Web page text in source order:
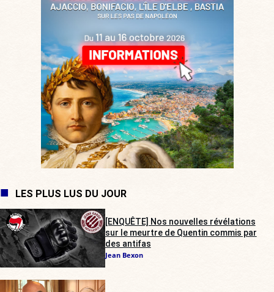
LES PLUS LUS DU JOUR
[ENQUÊTE] Nos nouvelles révélations
sur le meurtre de Quentin commis par
des antifas
Jean Bexon